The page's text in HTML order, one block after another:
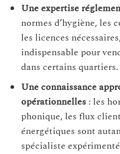
Une expertise
normes d’hygiène, les
les licences
indispensable pour
dans certains quartiers.
Une connaissance
opérationnelles: les
phonique, les flux
énergétiques sont
spécialiste